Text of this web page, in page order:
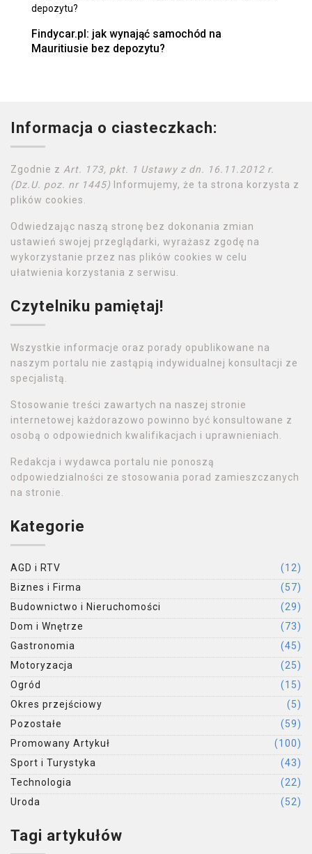
Findycar.pl: jak wynająć samochód na
Mauritiusie bez depozytu?
Informacja o ciasteczkach:
Zgodnie z Art. 173, pkt. 1 Ustawy z dn. 16.11.2012 r.
(Dz.U. poz. nr 1445) Informujemy, że ta strona korzysta z
plików cookies.
Odwiedzając naszą stronę bez dokonania zmian
ustawień swojej przeglądarki, wyrażasz zgodę na
wykorzystanie przez nas plików cookies w celu
ułatwienia korzystania z serwisu.
Czytelniku pamiętaj!
Wszystkie informacje oraz porady opublikowane na
naszym portalu nie zastąpią indywidualnej konsultacji ze
specjalistą.
Stosowanie treści zawartych na naszej stronie
internetowej każdorazowo powinno być konsultowane z
osobą o odpowiednich kwalifikacjach i uprawnieniach.
Redakcja i wydawca portalu nie ponoszą
odpowiedzialności ze stosowania porad zamieszczanych
na stronie.
Kategorie
AGD i RTV
(12)
Biznes i Firma
(57)
Budownictwo i Nieruchomości
(29)
Dom i Wnętrze
(73)
Gastronomia
(45)
Motoryzacja
(25)
Ogród
(15)
Okres przejściowy
(5)
Pozostałe
(59)
Promowany Artykuł
(100)
Sport i Turystyka
(43)
Technologia
(22)
Uroda
(52)
Tagi artykułów